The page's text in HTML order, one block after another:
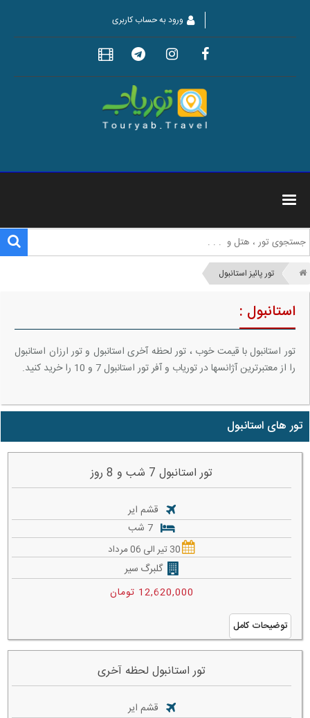
ورود به حساب کاربری
تور پائیز استانبول
استانبول :
تور استانبول با قیمت خوب ، تور لحظه آخری استانبول و تور ارزان استانبول
را از معتبرترین آژانسها در توریاب و آفر تور استانبول 7 و 10 را خرید کنید.
تور های استانبول
تور استانبول 7 شب و 8 روز
قشم ایر
30 تیر الی 06 مرداد
گلبرگ سیر
12,620,000 تومان
توضیحات کامل
تور استانبول لحظه آخری
قشم ایر